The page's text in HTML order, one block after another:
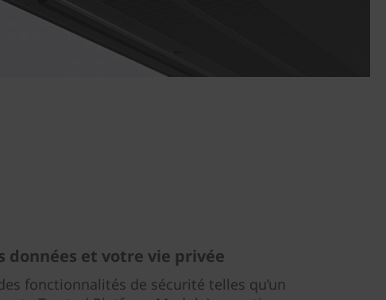
données et votre vie privée
fonctionnalités de sécurité telles qu’un